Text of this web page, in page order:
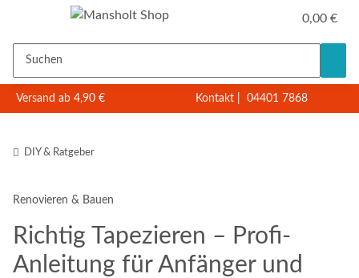
0,00 €
Versand ab 4,90 € Kontakt 04401 7868
DIY & Ratgeber
Renovieren & Bauen
Richtig Tapezieren – Profi-
Anleitung für Anfänger und